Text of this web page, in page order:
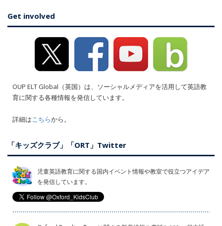
Get involved
OUP ELT Global（英国）は、ソーシャルメディアを活用して英語教
育に関する各種情報を発信しています。
詳細はこちらから。
「キッズクラブ」「ORT」Twitter
児童英語教育に関する国内イベント情報や教室で役立つアイデア
を発信しています。